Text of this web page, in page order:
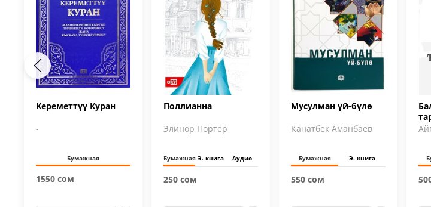
Кереметтүү Куран
-
Бумажная
1550 сом
Поллианна
Элинор Портер
Бумажная Э. книга Аудио
250 сом
Мусулман үй-бүлө
Канатбек Аманбаев
Бумажная Э. книга
550 сом